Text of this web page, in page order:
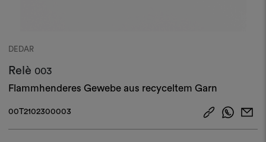
DEDAR
Relè 003
Flammhenderes Gewebe aus recyceltem Garn
00T2102300003